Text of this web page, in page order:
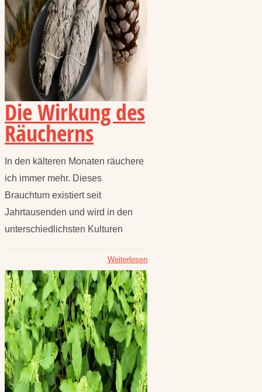
Die Wirkung des
Räucherns
In den kälteren Monaten räuchere
ich immer mehr. Dieses
Brauchtum existiert seit
Jahrtausenden und wird in den
unterschiedlichsten Kulturen
Weiterlesen